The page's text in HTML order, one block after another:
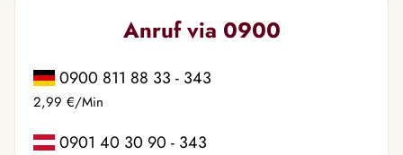
Anruf via 0900
0900 811 88 33 - 343
2,99 €/Min
0901 40 30 90 - 343